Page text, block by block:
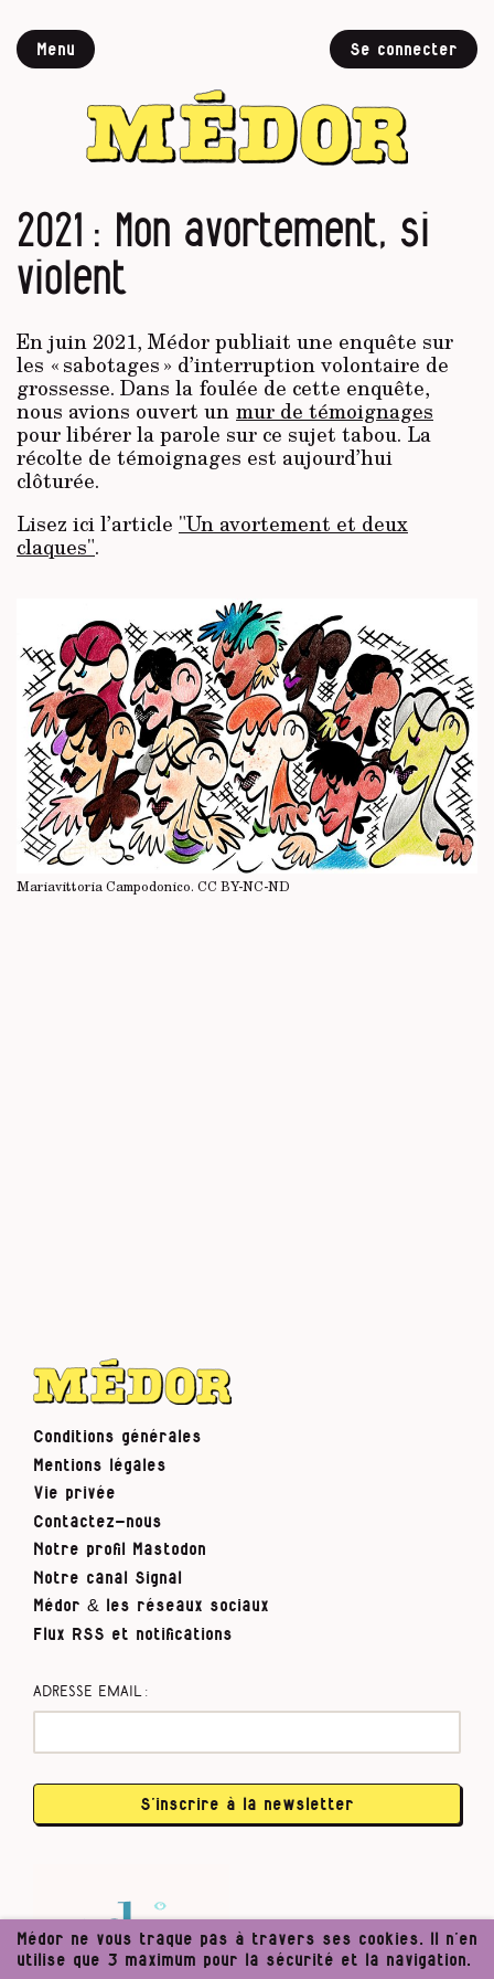
Menu Se connecter
2021 : Mon avortement, si
violent
En juin 2021, Médor publiait une enquête sur
les « sabotages » d’interruption volontaire de
grossesse. Dans la foulée de cette enquête,
nous avions ouvert un mur de témoignages
pour libérer la parole sur ce sujet tabou. La
récolte de témoignages est aujourd’hui
clôturée.
Lisez ici l’article "Un avortement et deux
claques".
Mariavittoria Campodonico. CC BY-NC-ND
Conditions générales
Mentions légales
Vie privée
Contactez-nous
Notre profil Mastodon
Notre canal Signal
Médor & les réseaux sociaux
Flux RSS et notifications
Adresse email :
S’inscrire à la newsletter
Médor ne vous traque pas à travers ses cookies. Il n’en
utilise que 3 maximum pour la sécurité et la navigation.